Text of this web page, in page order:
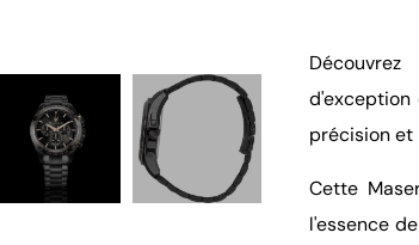
précision et
Cette
l'essence